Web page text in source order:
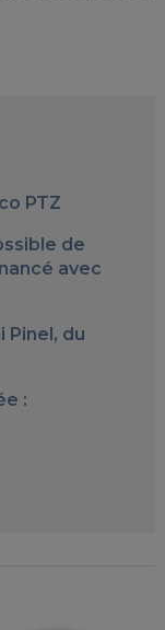
PTZ
de
avec
Pinel, du
: